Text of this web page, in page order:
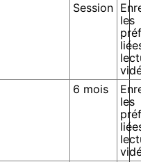
Session
les
6 mois
les